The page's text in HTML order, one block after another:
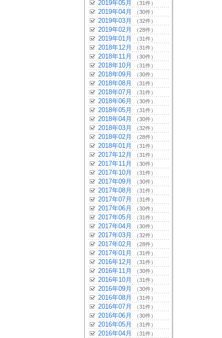
2019年05月 （31件）
2019年04月 （30件）
2019年03月 （32件）
2019年02月 （28件）
2019年01月 （31件）
2018年12月 （31件）
2018年11月 （30件）
2018年10月 （31件）
2018年09月 （30件）
2018年08月 （31件）
2018年07月 （31件）
2018年06月 （30件）
2018年05月 （31件）
2018年04月 （30件）
2018年03月 （32件）
2018年02月 （28件）
2018年01月 （31件）
2017年12月 （31件）
2017年11月 （30件）
2017年10月 （31件）
2017年09月 （30件）
2017年08月 （31件）
2017年07月 （31件）
2017年06月 （30件）
2017年05月 （31件）
2017年04月 （30件）
2017年03月 （32件）
2017年02月 （28件）
2017年01月 （31件）
2016年12月 （31件）
2016年11月 （30件）
2016年10月 （31件）
2016年09月 （30件）
2016年08月 （31件）
2016年07月 （31件）
2016年06月 （30件）
2016年05月 （31件）
2016年04月 （31件）